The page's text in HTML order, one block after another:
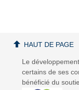
Le
certains de ses
bénéficié du
HAUT DE PAGE